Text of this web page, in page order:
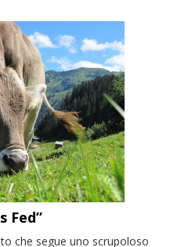
Fed”
che segue uno scrupoloso